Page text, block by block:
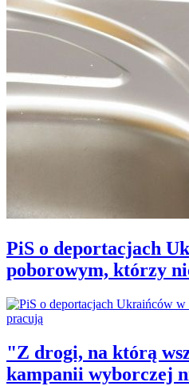
PiS o deportacjach
poborowym, którzy
"Z drogi, na którą
kampanii wyborczej